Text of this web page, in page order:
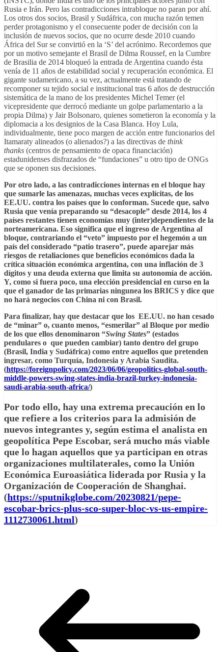
Rusia e Irán. Pero las contradicciones intrabloque no paran por ahí.
Los otros dos socios, Brasil y Sudáfrica, con mucha razón temen
perder protagonismo y el consecuente poder de decisión con la
inclusión de nuevos socios, que no ocurre desde 2010 cuando
África del Sur se convirtió en la ‘S’ del acrónimo. Recordemos que
por un motivo semejante el Brasil de Dilma Roussef, en la Cumbre
de Brasilia de 2014 bloqueó la entrada de Argentina cuando ésta
venía de 11 años de estabilidad social y recuperación económica. El
gigante sudamericano, a su vez, actualmente está tratando de
recomponer su tejido social e institucional tras 6 años de destrucción
sistemática de la mano de los presidentes Michel Temer (el
vicepresidente que derrocó mediante un golpe parlamentario a la
propia Dilma) y Jair Bolsonaro, quienes sometieron la economía y la
diplomacia a los designios de la Casa Blanca. Hoy Lula,
individualmente, tiene poco margen de acción entre funcionarios del
Itamaraty alineados (o alienados?) a las directivas de think
thanks (centros de pensamiento de opaca financiación)
estadunidenses disfrazados de “fundaciones” u otro tipo de ONGs
que se oponen sus decisiones.
Por otro lado, a las contradicciones internas en el bloque hay
que sumarle las amenazas, muchas veces explícitas, de los
EE.UU. contra los países que lo conforman. Sucede que, salvo
Rusia que venía preparando su “desacople” desde 2014, los 4
países restantes tienen economías muy (inter)dependientes de la
norteamericana. Eso significa que el ingreso de Argentina al
bloque, contrariando el “veto” impuesto por el hegemón a un
país del considerado “patio trasero”, puede aparejar más
riesgos de retaliaciones que beneficios económicos dada la
crítica situación económica argentina, con una inflación de 3
dígitos y una deuda externa que limita su autonomía de acción.
Y, como si fuera poco, una elección presidencial en curso en la
que el ganador de las primarias ningunea los BRICS y dice que
no hará negocios con China ni con Brasil.
Para finalizar, hay que destacar que los EE.UU. no han cesado
de “minar” o, cuanto menos, “esmerilar” al Bloque por medio
de los que ellos denominaron “Swing States” (estados
pendulares o que pueden cambiar) tanto dentro del grupo
(Brasil, India y Sudáfrica) como entre aquellos que pretenden
ingresar, como Turquía, Indonesia y Arabia Saudita.
(https://foreignpolicy.com/2023/06/06/geopolitics-global-south-
middle-powers-swing-states-india-brazil-turkey-indonesia-
saudi-arabia-south-africa/)
Por todo ello, hay una extrema precaución en lo
que refiere a los criterios para la admisión de
nuevos integrantes y, según estima el analista en
geopolítica Pepe Escobar, será mucho más viable
que lo hagan aquellos que ya participan en otras
organizaciones multilaterales, como la Unión
Económica Euroasiática liderada por Rusia y la
Organización de Cooperación de Shanghai.
(https://sputnikglobe.com/20230821/pepe-
escobar-brics-plus-sco-super-bloc-vs-us-empire-
1112730061.html)